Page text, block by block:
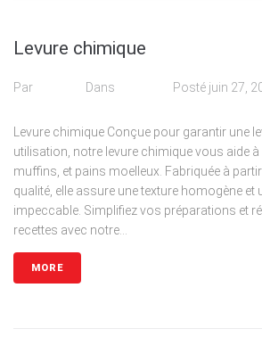
Levure chimique
Par Dans Posté juin 27,
Levure chimique Conçue pour garantir une
utilisation, notre levure chimique vous aide à
muffins, et pains moelleux. Fabriquée à
qualité, elle assure une texture homogène et
impeccable. Simplifiez vos préparations et
recettes avec notre...
MORE